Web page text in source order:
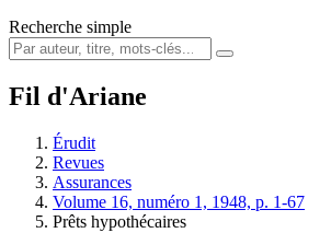
Recherche simple
Fil d'Ariane
Érudit
Revues
Assurances
Volume 16, numéro 1, 1948, p. 1-67
Prêts hypothécaires